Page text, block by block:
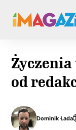
od
Dominik Łada